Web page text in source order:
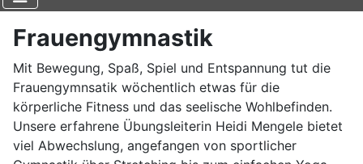
Frauengymnastik
Mit Bewegung, Spaß, Spiel und Entspannung tut die
Frauengymnsatik wöchentlich etwas für die
körperliche Fitness und das seelische Wohlbefinden.
Unsere erfahrene Übungsleiterin Heidi Mengele bietet
viel Abwechslung, angefangen von sportlicher